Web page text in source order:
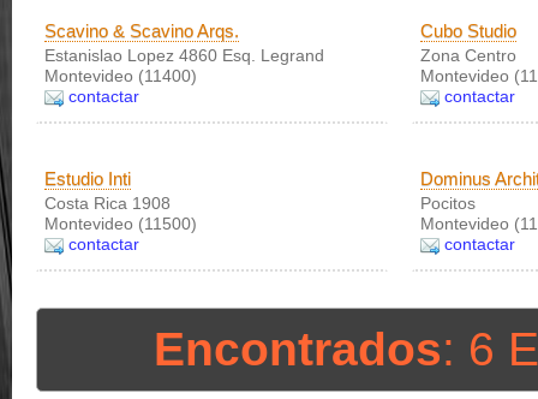
Scavino & Scavino Arqs.
Estanislao Lopez 4860 Esq. Legrand
Montevideo (11400)
contactar
Cubo Studio
Zona Centro
Montevideo
contactar
Estudio Inti
Costa Rica 1908
Montevideo (11500)
contactar
Dominus
Pocitos
Montevideo
contactar
Encontrados: 6